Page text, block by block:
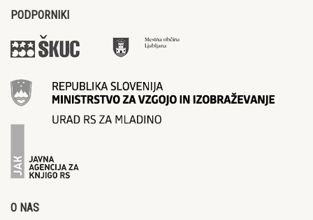
PODPORNIKI
O NAS